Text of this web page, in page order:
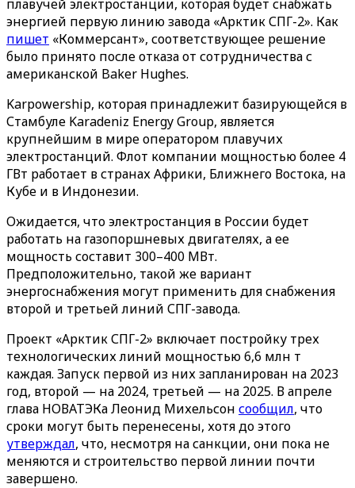
плавучей электростанции, которая будет снабжать
энергией первую линию завода «Арктик СПГ-2». Как
пишет «Коммерсант», соответствующее решение
было принято после отказа от сотрудничества с
американской Baker Hughes.
Karpowership, которая принадлежит базирующейся в
Стамбуле Karadeniz Energy Group, является
крупнейшим в мире оператором плавучих
электростанций. Флот компании мощностью более 4
ГВт работает в странах Африки, Ближнего Востока, на
Кубе и в Индонезии.
Ожидается, что электростанция в России будет
работать на газопоршневых двигателях, а ее
мощность составит 300–400 МВт.
Предположительно, такой же вариант
энергоснабжения могут применить для снабжения
второй и третьей линий СПГ-завода.
Проект «Арктик СПГ-2» включает постройку трех
технологических линий мощностью 6,6 млн т
каждая. Запуск первой из них запланирован на 2023
год, второй — на 2024, третьей — на 2025. В апреле
глава НОВАТЭКа Леонид Михельсон сообщил, что
сроки могут быть перенесены, хотя до этого
утверждал, что, несмотря на санкции, они пока не
меняются и строительство первой линии почти
завершено.